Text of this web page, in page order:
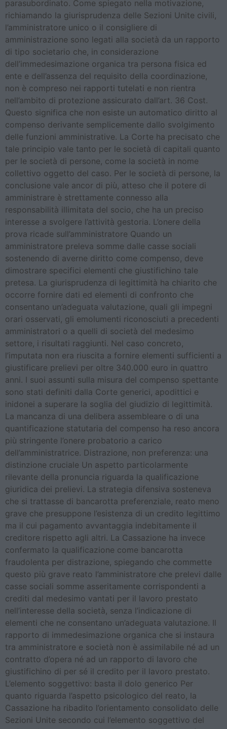
parasubordinato. Come spiegato nella motivazione,
richiamando la giurisprudenza delle Sezioni Unite civili,
l’amministratore unico o il consigliere di
amministrazione sono legati alla società da un rapporto
di tipo societario che, in considerazione
dell’immedesimazione organica tra persona fisica ed
ente e dell’assenza del requisito della coordinazione,
non è compreso nei rapporti tutelati e non rientra
nell’ambito di protezione assicurato dall’art. 36 Cost.
Questo significa che non esiste un automatico diritto al
compenso derivante semplicemente dallo svolgimento
delle funzioni amministrative. La Corte ha precisato che
tale principio vale tanto per le società di capitali quanto
per le società di persone, come la società in nome
collettivo oggetto del caso. Per le società di persone, la
conclusione vale ancor di più, atteso che il potere di
amministrare è strettamente connesso alla
responsabilità illimitata del socio, che ha un preciso
interesse a svolgere l’attività gestoria. L’onere della
prova ricade sull’amministratore Quando un
amministratore preleva somme dalle casse sociali
sostenendo di averne diritto come compenso, deve
dimostrare specifici elementi che giustifichino tale
pretesa. La giurisprudenza di legittimità ha chiarito che
occorre fornire dati ed elementi di confronto che
consentano un’adeguata valutazione, quali gli impegni
orari osservati, gli emolumenti riconosciuti a precedenti
amministratori o a quelli di società del medesimo
settore, i risultati raggiunti. Nel caso concreto,
l’imputata non era riuscita a fornire elementi sufficienti a
giustificare prelievi per oltre 340.000 euro in quattro
anni. I suoi assunti sulla misura del compenso spettante
sono stati definiti dalla Corte generici, apodittici e
inidonei a superare la soglia del giudizio di legittimità.
La mancanza di una delibera assembleare o di una
quantificazione statutaria del compenso ha reso ancora
più stringente l’onere probatorio a carico
dell’amministratrice. Distrazione, non preferenza: una
distinzione cruciale Un aspetto particolarmente
rilevante della pronuncia riguarda la qualificazione
giuridica dei prelievi. La strategia difensiva sosteneva
che si trattasse di bancarotta preferenziale, reato meno
grave che presuppone l’esistenza di un credito legittimo
ma il cui pagamento avvantaggia indebitamente il
creditore rispetto agli altri. La Cassazione ha invece
confermato la qualificazione come bancarotta
fraudolenta per distrazione, spiegando che commette
questo più grave reato l’amministratore che prelevi dalle
casse sociali somme asseritamente corrispondenti a
crediti dal medesimo vantati per il lavoro prestato
nell’interesse della società, senza l’indicazione di
elementi che ne consentano un’adeguata valutazione. Il
rapporto di immedesimazione organica che si instaura
tra amministratore e società non è assimilabile né ad un
contratto d’opera né ad un rapporto di lavoro che
giustifichino di per sé il credito per il lavoro prestato.
L’elemento soggettivo: basta il dolo generico Per
quanto riguarda l’aspetto psicologico del reato, la
Cassazione ha ribadito l’orientamento consolidato delle
Sezioni Unite secondo cui l’elemento soggettivo del